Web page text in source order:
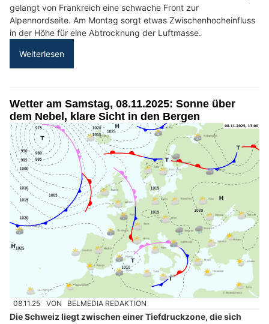
gelangt von Frankreich eine schwache Front zur
Alpennordseite. Am Montag sorgt etwas Zwischenhocheinfluss
in der Höhe für eine Abtrocknung der Luftmasse.
Weiterlesen
Wetter am Samstag, 08.11.2025: Sonne über
dem Nebel, klare Sicht in den Bergen
08.11.25 VON BELMEDIA REDAKTION
Die Schweiz liegt zwischen einer Tiefdruckzone, die sich